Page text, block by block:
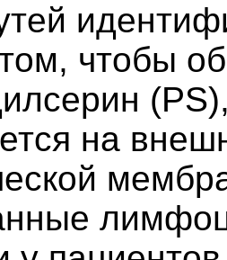
чтобы
на